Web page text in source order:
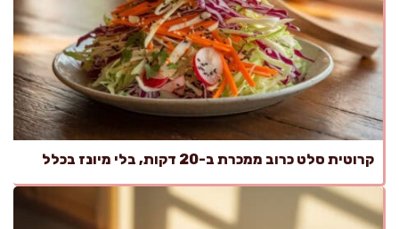
קרוטית סלט כרוב ממכרת ב-20 דקות, בלי מיונז בכלל